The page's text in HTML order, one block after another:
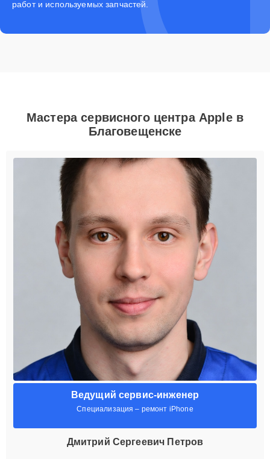
работ и используемых запчастей.
Мастера сервисного центра Apple в
Благовещенске
Ведущий сервис-инженер
Специализация – ремонт iPhone
Дмитрий Сергеевич Петров